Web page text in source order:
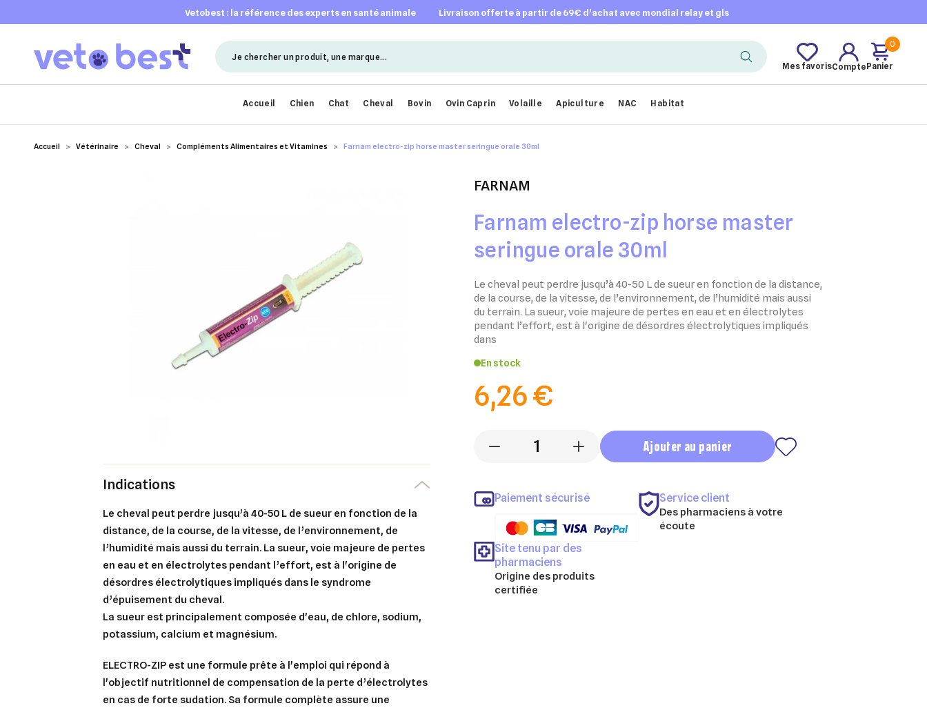
vetobest : la référence des experts en santé animale livraison offerte à partir de 69€ d’achat avec mondial relay et gls
Mes favorisCompte
0
Panier
Accueil Chien Chat Cheval Bovin Ovin Caprin Volaille Apiculture NAC Habitat
Accueil Vétérinaire Cheval Compléments Alimentaires et Vitamines Farnam electro-zip horse master seringue orale 30ml
FARNAM
Farnam electro-zip horse master
seringue orale 30ml
Le cheval peut perdre jusqu’à 40-50 L de sueur en fonction de la distance,
de la course, de la vitesse, de l’environnement, de l’humidité mais aussi
du terrain. La sueur, voie majeure de pertes en eau et en électrolytes
pendant l’effort, est à l'origine de désordres électrolytiques impliqués
dans
En stock
6,26 €
- + Ajouter au panier
Paiement sécurisé Service client
Des pharmaciens à votre
écoute
Site tenu par des
pharmaciens
Origine des produits
certifiée
Indications
Le cheval peut perdre jusqu’à 40-50 L de sueur en fonction de la
distance, de la course, de la vitesse, de l’environnement, de
l’humidité mais aussi du terrain. La sueur, voie majeure de pertes
en eau et en électrolytes pendant l’effort, est à l'origine de
désordres électrolytiques impliqués dans le syndrome
d’épuisement du cheval.
La sueur est principalement composée d'eau, de chlore, sodium,
potassium, calcium et magnésium.
ELECTRO-ZIP est une formule prête à l'emploi qui répond à
l'objectif nutritionnel de compensation de la perte d’électrolytes
en cas de forte sudation. Sa formule complète assure une